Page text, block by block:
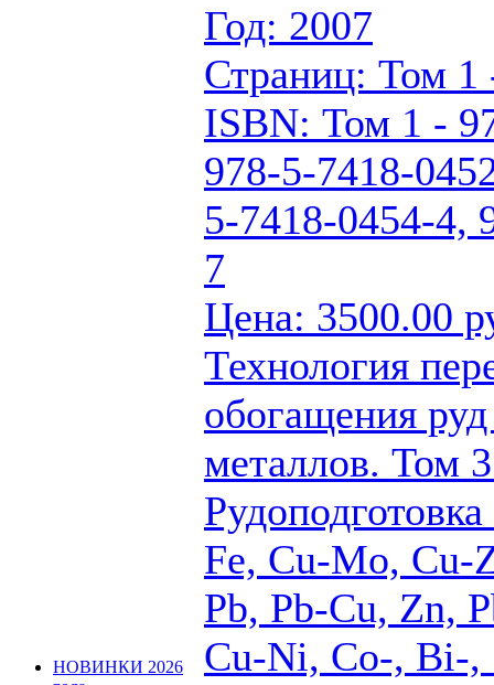
НОВИНКИ 2026
Год: 2007
Страниц: Том 1
ISBN: Том 1 -
978-5-7418-
5-7418-0454-4,
7
Цена: 3500.00
Технология
обогащения
металлов. Том
Fe, Cu-Mo, Cu-
Pb, Pb-Cu, Zn,
Cu-Ni, Co-, Bi-,